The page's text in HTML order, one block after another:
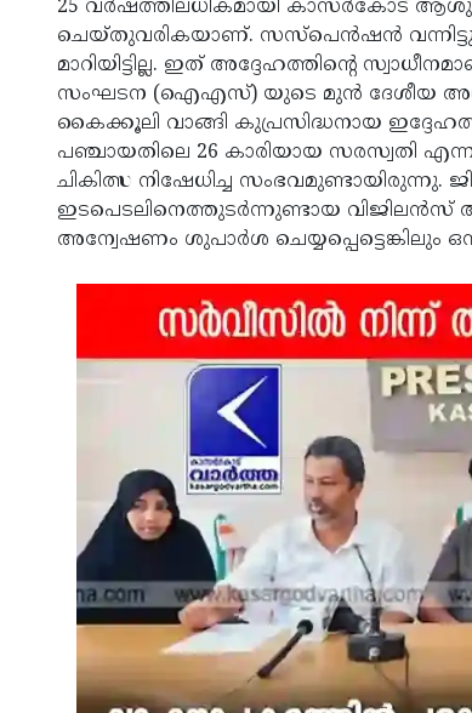
25 വര്‍ഷത്തിലധികമായി കാസര്‍കോട്
ചെയ്തുവരികയാണ്. സസ്‌പെന്‍ഷന്‍ വന്നിട്ടും
മാറിയിട്ടില്ല. ഇത് അദ്ദേഹത്തിന്റെ
സംഘടന (ഐഎസ്) യുടെ മുന്‍ ദേശീയ
കൈക്കൂലി വാങ്ങി കുപ്രസിദ്ധനായ
പഞ്ചായതിലെ 26 കാരിയായ സരസ്വതി
ചികിത്സ നിഷേധിച്ച സംഭവമുണ്ടായിരുന്നു.
ഇടപെടലിനെത്തുടര്‍ന്നുണ്ടായ
അന്വേഷണം ശുപാര്‍ശ ചെയ്യപ്പെട്ടെങ്കിലും